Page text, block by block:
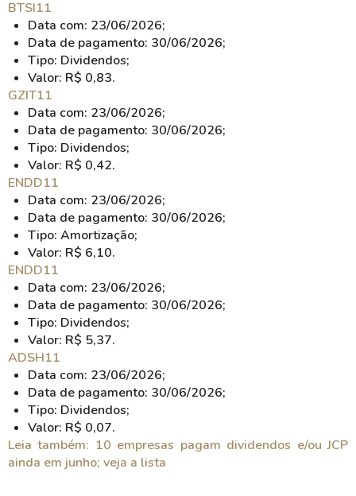
BTSI11
Data com: 23/06/2026;
Data de pagamento: 30/06/2026;
Tipo: Dividendos;
Valor: R$ 0,83.
GZIT11
Data com: 23/06/2026;
Data de pagamento: 30/06/2026;
Tipo: Dividendos;
Valor: R$ 0,42.
ENDD11
Data com: 23/06/2026;
Data de pagamento: 30/06/2026;
Tipo: Amortização;
Valor: R$ 6,10.
ENDD11
Data com: 23/06/2026;
Data de pagamento: 30/06/2026;
Tipo: Dividendos;
Valor: R$ 5,37.
ADSH11
Data com: 23/06/2026;
Data de pagamento: 30/06/2026;
Tipo: Dividendos;
Valor: R$ 0,07.
Leia também: 10 empresas pagam dividendos e/ou JCP
ainda em junho; veja a lista